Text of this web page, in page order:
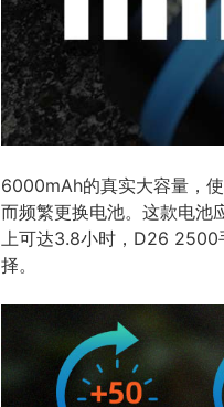
6000mAh的真实大容量，
而频繁更换电池。这款电
上可达3.8小时，D26 2500
择。